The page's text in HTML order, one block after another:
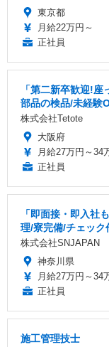
東京都
月給22万円～
正社員
「第二新卒歓迎!
部品の検品/未経験
株式会社Tetote
大阪府
月給27万円～34
正社員
「即面接・即入社
理/寮完備/チェッ
株式会社SNJAPAN
神奈川県
月給27万円～34
正社員
施工管理技士